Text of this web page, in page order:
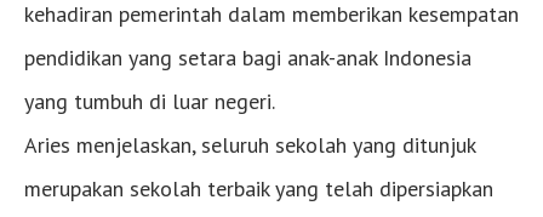
kehadiran pemerintah dalam memberikan kesempatan
pendidikan yang setara bagi anak-anak Indonesia
yang tumbuh di luar negeri.
Aries menjelaskan, seluruh sekolah yang ditunjuk
merupakan sekolah terbaik yang telah dipersiapkan